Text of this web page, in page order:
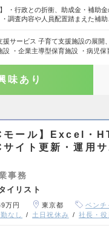
・行政との折衝、助成金・補助
調査内容や人員配置踏まえた補
援サービス 子育て支援施設の展開
設 ・企業主導型保育施設 ・病児
味あり
モール】Excel・
イト更新・運用
事務
イリスト
万円 東京都 ベンチ
なし 土日祝休み 社長・役